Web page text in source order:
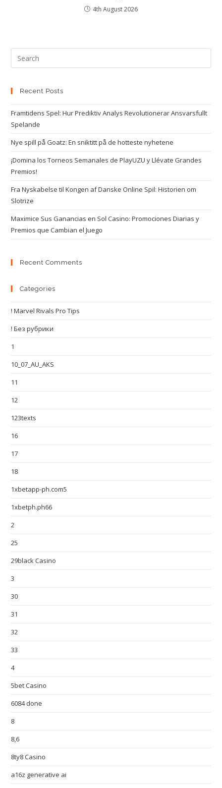
4th August 2026
Recent Posts
Framtidens Spel: Hur Prediktiv Analys Revolutionerar Ansvarsfullt
Spelande
Nye spill på Goatz: En sniktitt på de hotteste nyhetene
¡Domina los Torneos Semanales de PlayUZU y Llévate Grandes
Premios!
Fra Nyskabelse til Kongen af Danske Online Spil: Historien om
Slotrize
Maximice Sus Ganancias en Sol Casino: Promociones Diarias y
Premios que Cambian el Juego
Recent Comments
Categories
! Marvel Rivals Pro Tips
! Без рубрики
1
10_07_AU_AKS
11
12
123texts
16
17
18
1xbetapp-ph.com5
1xbetph.ph66
2
25
29black Casino
3
30
31
32
33
4
5bet Casino
6084 done
8
8,6
8ty8 Casino
a16z generative ai